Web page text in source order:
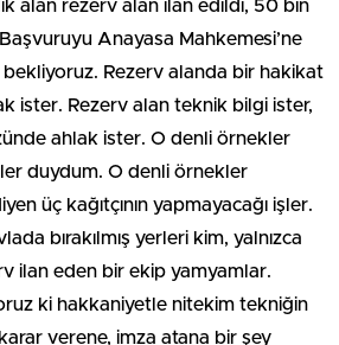
alan rezerv alan ilan edildi, 50 bin
Anayasa Mahkemesi’ne
bekliyoruz. Rezerv alanda bir hakikat
ister. Rezerv alan teknik bilgi ister,
ahlak ister. O denli örnekler
duydum. O denli örnekler
üç kağıtçının yapmayacağı işler.
bırakılmış yerleri kim, yalnızca
ilan eden bir ekip yamyamlar.
ki hakkaniyetle nitekim tekniğin
verene, imza atana bir şey